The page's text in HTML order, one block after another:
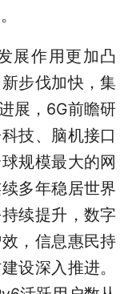
作用更加凸
步伐加快，集
展，6G前瞻研
技、脑机接口
规模最大的网
多年稳居世界
续提升，数字
，信息惠民持
设深入推进。